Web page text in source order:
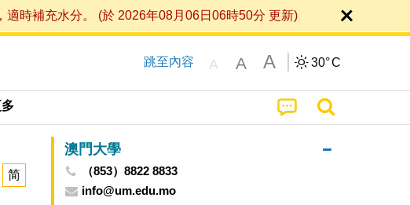
時補充水分。 (於 2026年08月06日06時50分 更新)
跳至內容 A A A 30°C
简
澳門大學
（853）8822 8833
info@um.edu.mo